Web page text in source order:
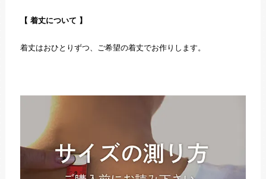
【 着丈について 】
着丈はおひとりずつ、ご希望の着丈でお作りします。